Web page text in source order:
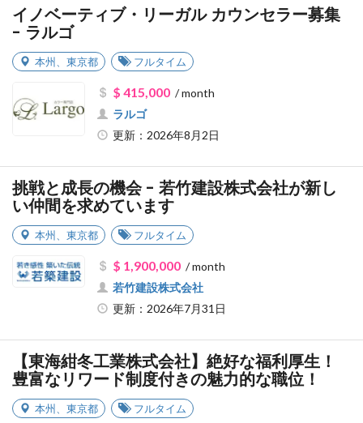
イノベーティブ・リーガル カウンセラー募集
- ラルゴ
本州 東京都 フルタイム
$ 415,000/ month
ラルゴ
更新：2026年8月2日
挑戦と成長の機会 - 若竹建設株式会社が新し
い仲間を求めています
本州 東京都 フルタイム
$ 1,900,000/ month
若竹建設株式会社
更新：2026年7月31日
【東海紺冬工業株式会社】絶好な福利厚生！
豊富なリワード制度付きの魅力的な職位！
本州 東京都 フルタイム